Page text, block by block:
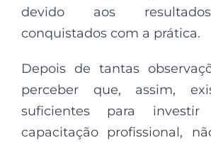
devido aos
conquistados com a prática.
Depois de tantas
perceber que, assim,
suficientes para
capacitação profissional,